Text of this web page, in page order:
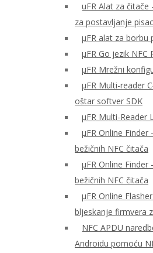
uFR Alat za
za postavljanje
μFR alat za borbu
μFR Go jezik NFC
μFR Mrežni
μFR Multi-reader
oštar softver SDK
μFR Multi-Reader
μFR Online
bežičnih NFC čitača
μFR Online
bežičnih NFC čitača
μFR Online
bljeskanje firmvera
NFC APDU
Androidu pomoću